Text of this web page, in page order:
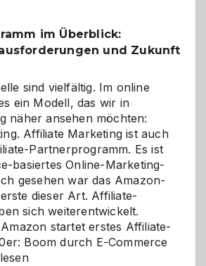
im Überblick:
und Zukunft
sind vielfältig. Im online
ein Modell, das wir in
näher ansehen möchten:
Affiliate Marketing ist auch
Partnerprogramm. Es ist
basiertes Online-Marketing-
gesehen war das Amazon-
dieser Art. Affiliate-
sich weiterentwickelt.
startet erstes Affiliate-
Boom durch E-Commerce